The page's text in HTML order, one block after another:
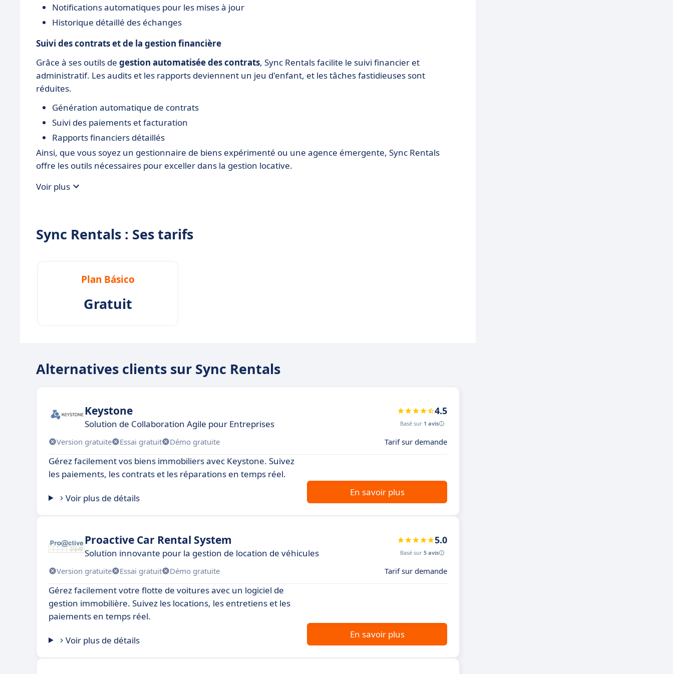
Notifications automatiques pour les mises à jour
Historique détaillé des échanges
Suivi des contrats et de la gestion financière
Grâce à ses outils de gestion automatisée des contrats, Sync Rentals facilite le suivi financier et
administratif. Les audits et les rapports deviennent un jeu d'enfant, et les tâches fastidieuses sont
réduites.
Génération automatique de contrats
Suivi des paiements et facturation
Rapports financiers détaillés
Ainsi, que vous soyez un gestionnaire de biens expérimenté ou une agence émergente, Sync Rentals
offre les outils nécessaires pour exceller dans la gestion locative.
Voir plus
Sync Rentals : Ses tarifs
Plan Básico
Gratuit
Alternatives clients sur Sync Rentals
Keystone
Solution de Collaboration Agile pour Entreprises
4.5
Basé sur 1 avis
Version gratuite Essai gratuit Démo gratuite Tarif sur demande
Gérez facilement vos biens immobiliers avec Keystone. Suivez
les paiements, les contrats et les réparations en temps réel.
Voir plus de détails
En savoir plus
Proactive Car Rental System
Solution innovante pour la gestion de location de véhicules
5.0
Basé sur 5 avis
Version gratuite Essai gratuit Démo gratuite Tarif sur demande
Gérez facilement votre flotte de voitures avec un logiciel de
gestion immobilière. Suivez les locations, les entretiens et les
paiements en temps réel.
Voir plus de détails
En savoir plus